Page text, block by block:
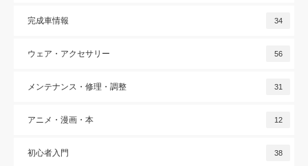
完成車情報 34
ウェア・アクセサリー 56
メンテナンス・修理・調整 31
アニメ・漫画・本 12
初心者入門 38